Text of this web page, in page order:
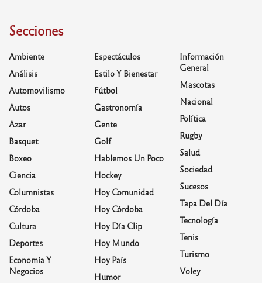
Secciones
Ambiente
Análisis
Automovilismo
Autos
Azar
Basquet
Boxeo
Ciencia
Columnistas
Córdoba
Cultura
Deportes
Economía Y
Negocios
Espectáculos
Estilo Y Bienestar
Fútbol
Gastronomía
Gente
Golf
Hablemos Un Poco
Hockey
Hoy Comunidad
Hoy Córdoba
Hoy Día Clip
Hoy Mundo
Hoy País
Humor
Información
General
Mascotas
Nacional
Política
Rugby
Salud
Sociedad
Sucesos
Tapa Del Día
Tecnología
Tenis
Turismo
Voley